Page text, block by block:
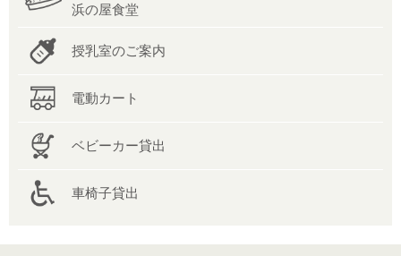
浜の屋食堂
授乳室のご案内
電動カート
ベビーカー貸出
車椅子貸出